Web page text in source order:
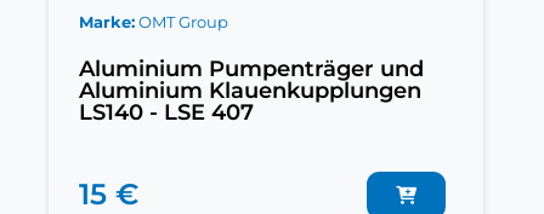
Marke OMT Group
Aluminium Pumpenträger und
Aluminium Klauenkupplungen
LS140 - LSE 407
15 €